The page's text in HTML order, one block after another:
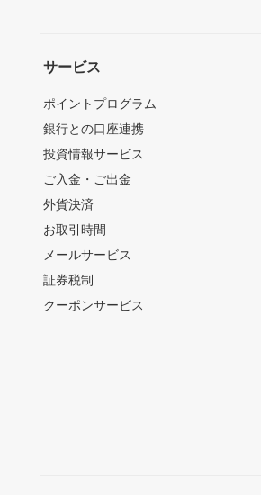
サービス
ポイントプログラム
銀行との口座連携
投資情報サービス
ご入金・ご出金
外貨決済
お取引時間
メールサービス
証券税制
クーポンサービス